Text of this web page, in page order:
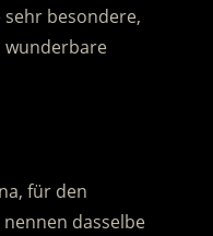
besondere,
wunderbare
für den
dasselbe